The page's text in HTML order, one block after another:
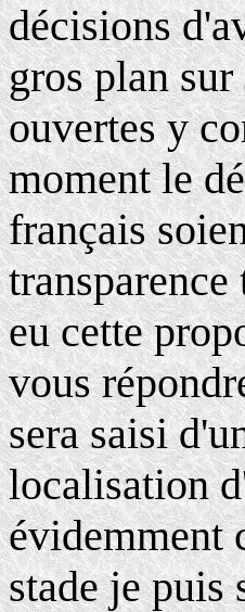
décisions
gros plan
ouvertes y
moment le
français
eu cette
vous
sera saisi
localisation
évidemment
stade je puis